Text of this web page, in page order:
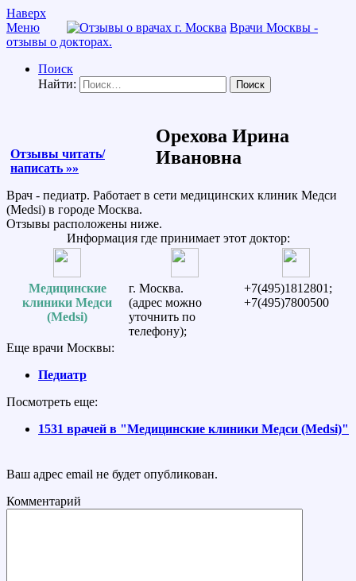
Наверх
Меню
Врачи Москвы -
отзывы о докторах.
Поиск
Найти:
Отзывы читать/
написать »»
Орехова Ирина
Ивановна
Врач - педиатр. Работает в сети медицинских клиник Медси
(Medsi) в городе Москва.
Отзывы расположены ниже.
Информация где принимает этот доктор:
Медицинские
клиники Медси
(Medsi)
г. Москва.
(адрес можно
уточнить по
телефону);
+7(495)1812801;
+7(495)7800500
Еще врачи Москвы:
Педиатр
Посмотреть еще:
1531 врачей в "Медицинские клиники Медси (Medsi)"
Ваш адрес email не будет опубликован.
Комментарий